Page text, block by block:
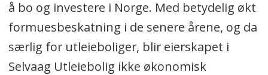
å bo og investere i Norge. Med betydelig økt
formuesbeskatning i de senere årene, og da
særlig for utleieboliger, blir eierskapet i
Selvaag Utleiebolig ikke økonomisk